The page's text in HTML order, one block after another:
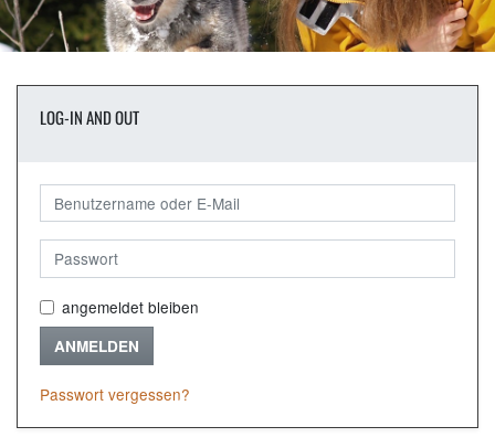
LOG-IN AND OUT
angemeldet bleiben
ANMELDEN
Passwort vergessen?